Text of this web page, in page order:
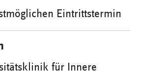
Eintrittstermin
für Innere